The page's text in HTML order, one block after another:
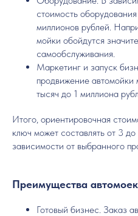
стоимость
миллионов рублей.
мойки обойдутся
самообслуживания.
Маркетинг и запуск
продвижение автомойки
тысяч до 1 миллиона
Итого, ориентировочная
ключ может составлять от 3
зависимости от выбранного
Преимущества
Готовый бизнес. Заказ